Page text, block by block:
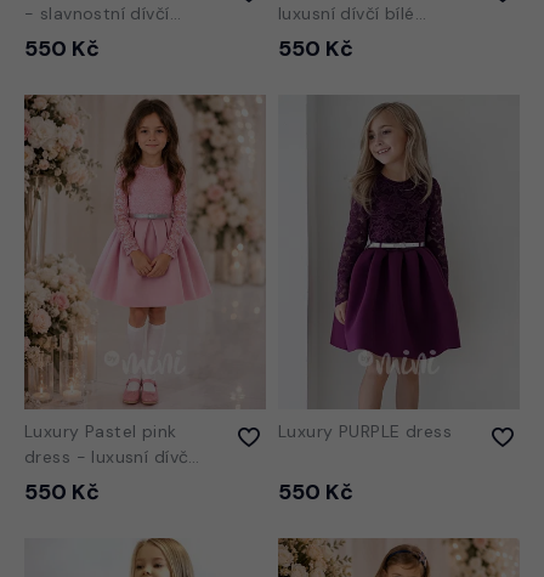
- slavnostní dívčí
šaty
550 Kč
luxusní dívčí bílé
šaty
550 Kč
Luxury Pastel pink
dress - luxusní dívčí
šaty
550 Kč
Luxury PURPLE dress
550 Kč